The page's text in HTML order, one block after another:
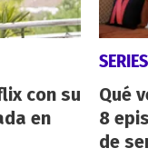
con su
en
SERIES
Qué
8
de